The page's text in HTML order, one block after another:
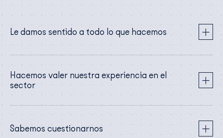
Le damos sentido a todo lo que hacemos
Hacemos valer nuestra experiencia en el
sector
Sabemos cuestionarnos